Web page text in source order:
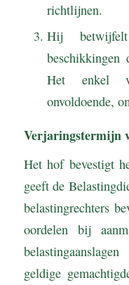
richtlijnen.
Hij
beschikkingen
Het enkel
onvoldoende,
Verjaringstermijn
Het hof bevestigt
geeft de
belastingrechters
oordelen bij
geldige